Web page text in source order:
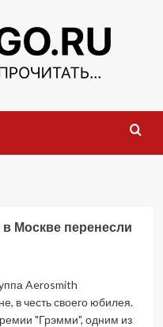
Москве перенесли
Aerosmith
в честь своего юбилея.
"Грэмми", одним из